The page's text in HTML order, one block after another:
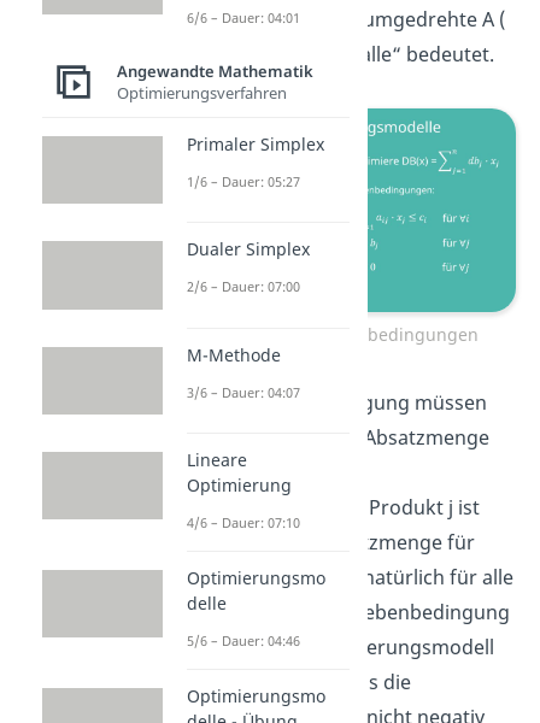
kannst du auch dieses umgedrehte A (
) verwenden, was „für alle“ bedeutet.
Erstellung der Nebenbedingungen
Als zweite Nebenbedingung müssen
wir noch die maximale Absatzmenge
begrenzen. Also, die
Produktionsmenge für Produkt j ist
kleiner gleich der Absatzmenge für
Produkt j. Und das gilt natürlich für alle
Produkte j. Die dritte Nebenbedingung
ist fast in jedem Optimierungsmodell
enthalten. Nämlich, dass die
Entscheidungsvariable nicht negativ
6/6 – Dauer: 04:01
Angewandte Mathematik
Optimierungsverfahren
Primaler Simplex
1/6 – Dauer: 05:27
Dualer Simplex
2/6 – Dauer: 07:00
M-Methode
3/6 – Dauer: 04:07
Lineare
Optimierung
4/6 – Dauer: 07:10
Optimierungsmo
delle
5/6 – Dauer: 04:46
Optimierungsmo